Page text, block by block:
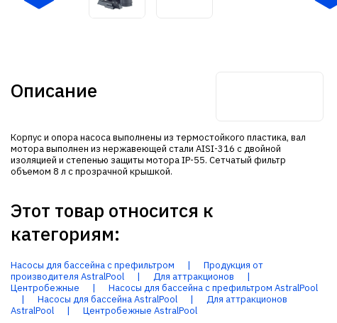
Описание
Корпус и опора насоса выполнены из термостойкого пластика, вал
мотора выполнен из нержавеющей стали AISI-316 с двойной
изоляцией и степенью защиты мотора IP-55. Сетчатый фильтр
объемом 8 л с прозрачной крышкой.
Этот товар относится к
категориям:
Насосы для бассейна с префильтром |
Продукция от
производителя AstralPool
| Для аттракционов
|
Центробежные
|
Насосы для бассейна с префильтром AstralPool
|
Насосы для бассейна AstralPool |
Для аттракционов
AstralPool
| Центробежные AstralPool